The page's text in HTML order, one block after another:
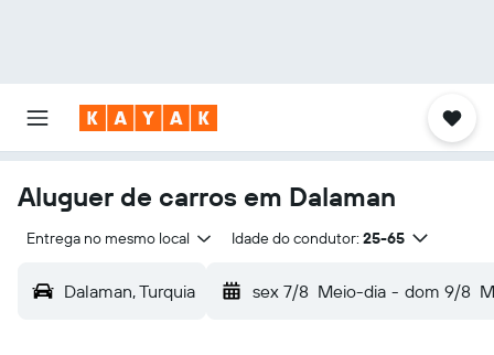
Aluguer de carros em Dalaman
Entrega no mesmo local Idade do condutor: 25-65
Dalaman, Turquia sex 7/8 Meio-dia - dom 9/8